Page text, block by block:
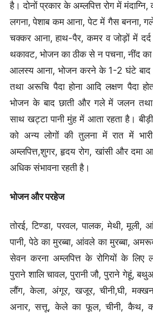
है। दोनों प्रकार के अम्लपित्त रोग में
लगना, पेशाब कम आना, पेट में गैस बनना,
चक्कर आना, हाथ-पैर, कमर व जोड़ों में दर्द
थकावट, भोजन का ठीक से न पचना, नींद
आलस्य आना, भोजन करने के 1-2 घंटे बाद
तथा अरूचि पैदा होना आदि लक्षण पैदा
भोजन के बाद छाती और गले में जलन
साथ खट्टा पानी मुंह में आता रहता है।
को अन्य लोगों की तुलना में रात में
अम्लपित्त,शुगर, हृदय रोग, खांसी और दमा
अधिक संभावना रहती है।
भोजन और परहेज
तोरई, टिण्डा, परवल, पालक, मेथी, मूली,
पानी, पेठे का मुरब्बा, आंवले का मुरब्बा,
सेवन करना अम्लपित्त के रोगियों के लिए
पुराने शालि चावल, पुरानी जौ, पुराने गेहूं,
लौंग, केला, अंगूर, खजूर, चीनी,घी, मक्खन,
अनार, सत्तू, केले का फूल, चीनी, कैथ,